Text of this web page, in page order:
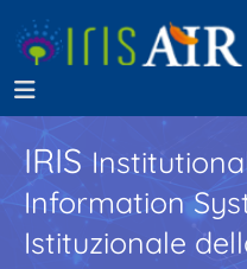
IRIS
Information
Istituzionale